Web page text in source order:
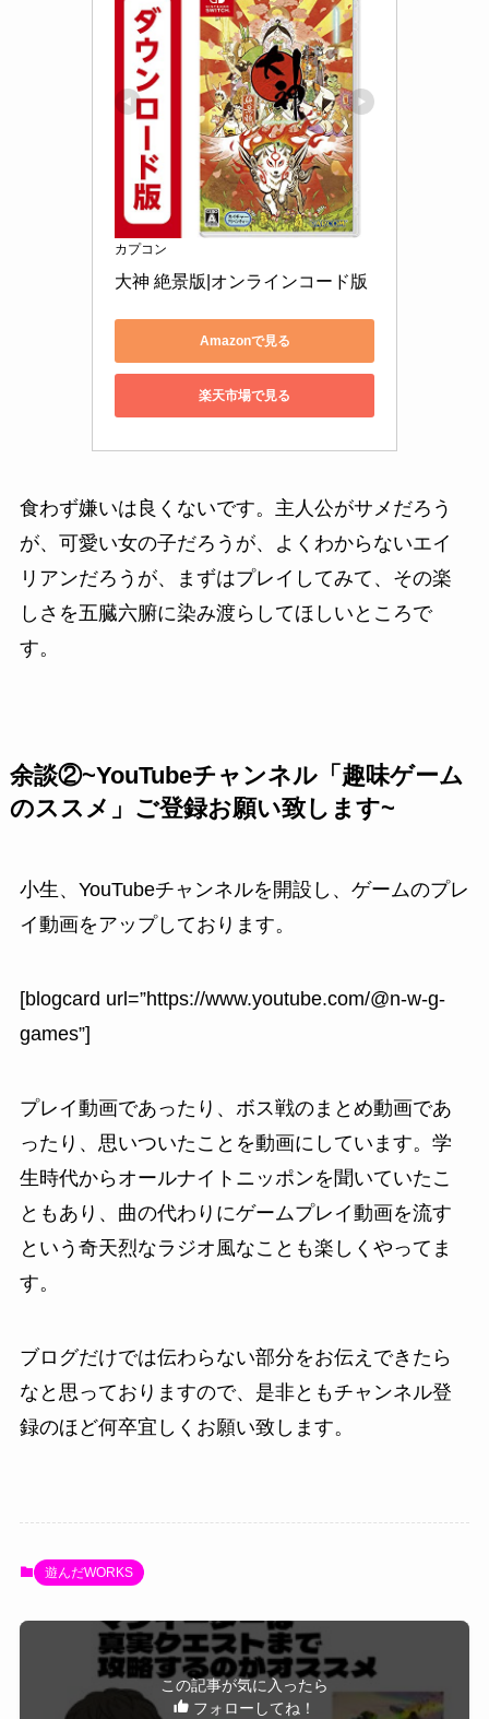
カプコン
大神 絶景版|オンラインコード版
Amazonで見る
楽天市場で見る
食わず嫌いは良くないです。主人公がサメだろう
が、可愛い女の子だろうが、よくわからないエイ
リアンだろうが、まずはプレイしてみて、その楽
しさを五臓六腑に染み渡らしてほしいところで
す。
余談②~YouTubeチャンネル「趣味ゲーム
のススメ」ご登録お願い致します~
小生、YouTubeチャンネルを開設し、ゲームのプレ
イ動画をアップしております。
[blogcard url=”https://www.youtube.com/@n-w-g-
games”]
プレイ動画であったり、ボス戦のまとめ動画であ
ったり、思いついたことを動画にしています。学
生時代からオールナイトニッポンを聞いていたこ
ともあり、曲の代わりにゲームプレイ動画を流す
という奇天烈なラジオ風なことも楽しくやってま
す。
ブログだけでは伝わらない部分をお伝えできたら
なと思っておりますので、是非ともチャンネル登
録のほど何卒宜しくお願い致します。
遊んだWORKS
この記事が気に入ったら
フォローしてね！